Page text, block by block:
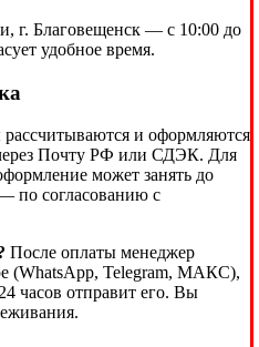
г. Благовещенск — с 10:00 до
удобное время.
и оформляются
Почту РФ или СДЭК. Для
может занять до
по согласованию с
После оплаты менеджер
(WhatsApp, Telegram, МАКС),
часов отправит его. Вы